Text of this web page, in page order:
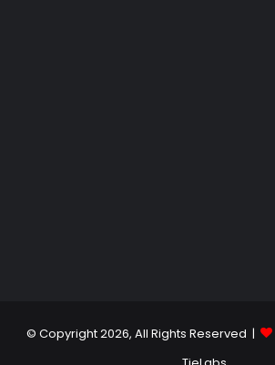
© Copyright 2026, All Rights Reserved |